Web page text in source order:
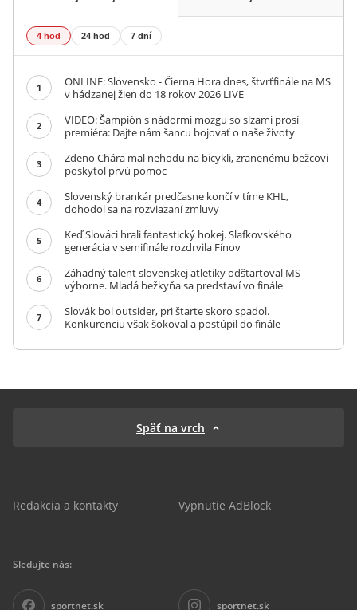
4 hod 24 hod 7 dní
1
ONLINE: Slovensko - Čierna Hora dnes, štvrťfinále na MS
v hádzanej žien do 18 rokov 2026 LIVE
2
VIDEO: Šampión s nádormi mozgu so slzami prosí
premiéra: Dajte nám šancu bojovať o naše životy
3
Zdeno Chára mal nehodu na bicykli, zranenému bežcovi
poskytol prvú pomoc
4
Slovenský brankár predčasne končí v tíme KHL,
dohodol sa na rozviazaní zmluvy
5
Keď Slováci hrali fantastický hokej. Slafkovského
generácia v semifinále rozdrvila Fínov
6
Záhadný talent slovenskej atletiky odštartoval MS
výborne. Mladá bežkyňa sa predstaví vo finále
7
Slovák bol outsider, pri štarte skoro spadol.
Konkurenciu však šokoval a postúpil do finále
Späť na vrch
Redakcia a kontakty Vypnutie AdBlock
Sledujte nás:
sportnet.sk sportnet.sk